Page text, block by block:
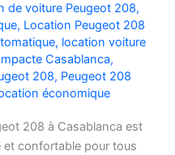
de voiture Peugeot 208,
, Location Peugeot 208
, location voiture
Casablanca,
208, Peugeot 208
économique
208 à Casablanca est
confortable pour tous